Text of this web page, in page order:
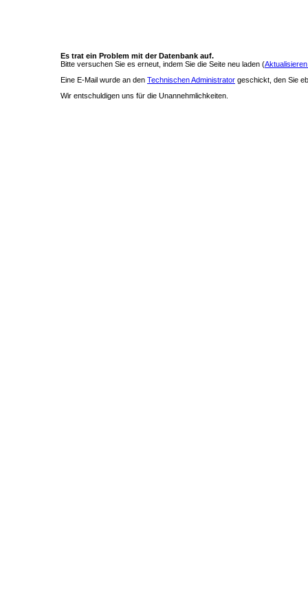
Es trat ein Problem mit der Datenbank auf.
Bitte versuchen Sie es erneut, indem Sie die Seite neu laden (
Eine E-Mail wurde an den Technischen Administrator geschickt, den Sie
Wir entschuldigen uns für die Unannehmlichkeiten.